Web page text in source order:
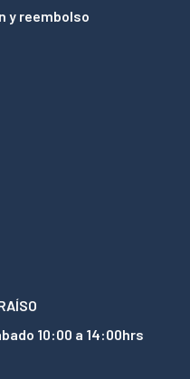
y reembolso
10:00 a 14:00hrs